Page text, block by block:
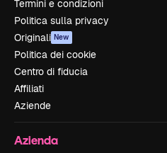
Termini e condizioni
Politica sulla privacy
Originali New
Politica dei cookie
Centro di fiducia
Affiliati
Aziende
Azienda